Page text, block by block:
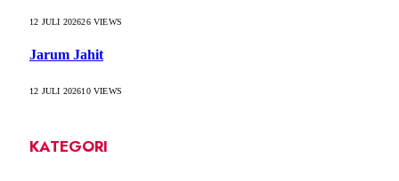
12 JULI 202626VIEWS
Jarum Jahit
12 JULI 202610VIEWS
KATEGORI